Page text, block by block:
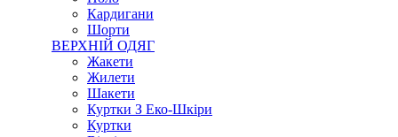
Кардигани
Шорти
ВЕРХНІЙ ОДЯГ
Жакети
Жилети
Шакети
Куртки З Еко-Шкіри
Куртки